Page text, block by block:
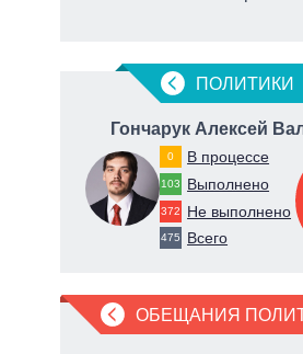
ПОЛИТИКИ
Гончарук Алексей
0 В процессе
103 Выполнено
372 Не выполнено
475 Всего
ОБЕЩАНИЯ